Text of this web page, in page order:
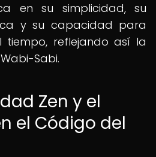
en su simplicidad, su
y su capacidad para
tiempo, reflejando así la
Sabi.
Zen y el
el Código del